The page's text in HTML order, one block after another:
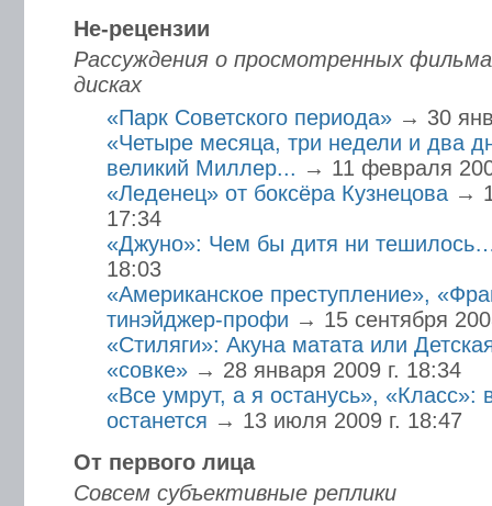
Не-рецензии
Рассуждения о просмотренных
дисках
«Парк Cоветского периода» → 30
«Четыре месяца, три недели и два
великий Миллер... → 11 февраля
«Леденец» от боксёра Кузнецова →
17:34
«Джуно»: Чем бы дитя ни
18:03
«Американское преступление»,
тинэйджер-профи → 15 сентября
«Стиляги»: Акуна матата или
«совке» → 28 января 2009 г. 18:34
«Все умрут, а я останусь», «Класс»:
останется → 13 июля 2009 г. 18:47
От первого лица
Совсем субъективные реплики